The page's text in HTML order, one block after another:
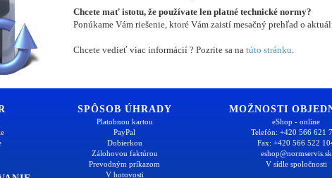
Chcete mať istotu, že používate len platné technické normy?
Ponúkame Vám riešenie, ktoré Vám zaistí mesačný prehľad o
Chcete vedieť viac informácií ? Pozrite sa na túto stránku.
SPÔSOB ÚHRADY
Platobnou kartou
PayPal
Dobierkou
Zálohovou faktúrou
Prevodným príkazom
V hotovosti
MOŽNOSTI
eShop - online
Telefón: +420 566 621
Fax: +420 566 522
eshop@normservis.sk
V sídle spoločnosti